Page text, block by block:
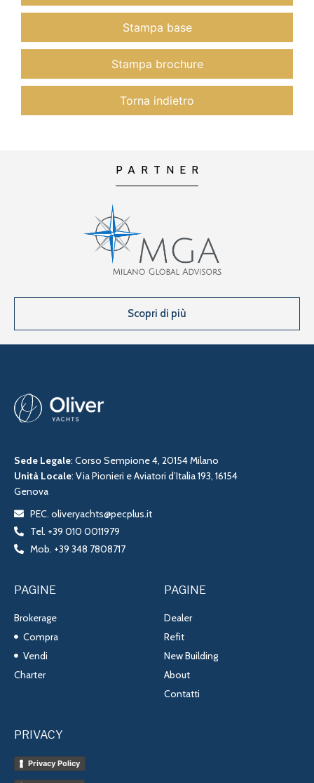
Stampa base
Stampa brochure
Torna indietro
PARTNER
Scopri di più
Sede Legale: Corso Sempione 4, 20154 Milano
Unità Locale: Via Pionieri e Aviatori d’Italia 193, 16154
Genova
PEC. oliveryachts@pecplus.it
Tel. +39 010 0011979
Mob. +39 348 7808717
PAGINE
Brokerage
Compra
Vendi
Charter
PAGINE
Dealer
Refit
New Building
About
Contatti
PRIVACY
Privacy Policy